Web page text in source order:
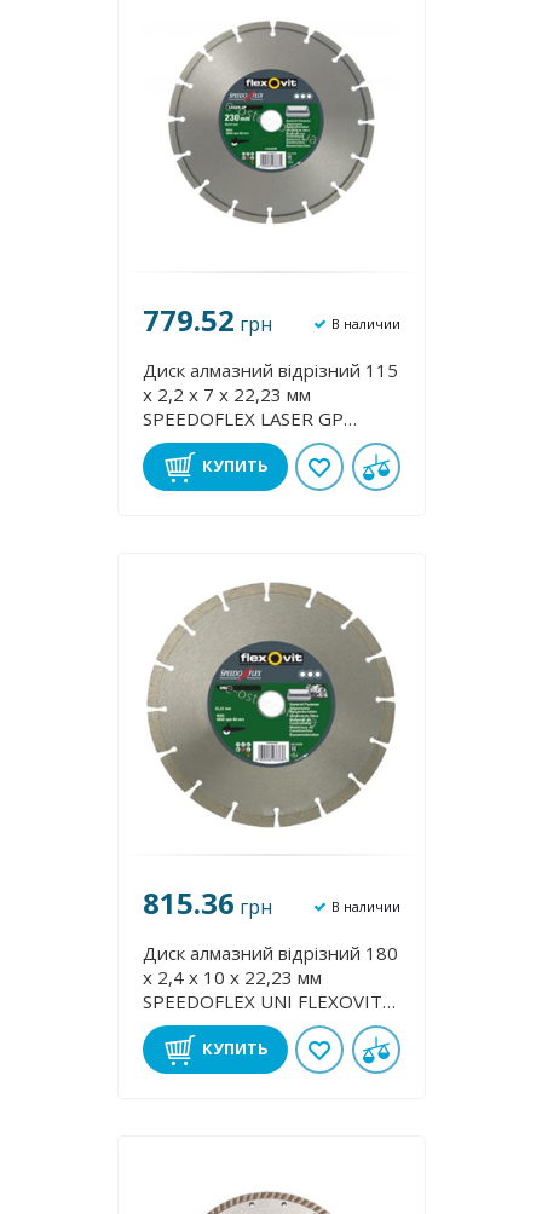
779.52 грн В наличии
Диск алмазний відрізний 115
х 2,2 х 7 х 22,23 мм
SPEEDOFLEX LASER GP
FLEXOVIT 70184623387
КУПИТЬ
815.36 грн В наличии
Диск алмазний відрізний 180
х 2,4 х 10 х 22,23 мм
SPEEDOFLEX UNІ FLEXOVIT
70184623385
КУПИТЬ